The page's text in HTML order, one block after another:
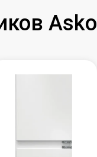
Asko